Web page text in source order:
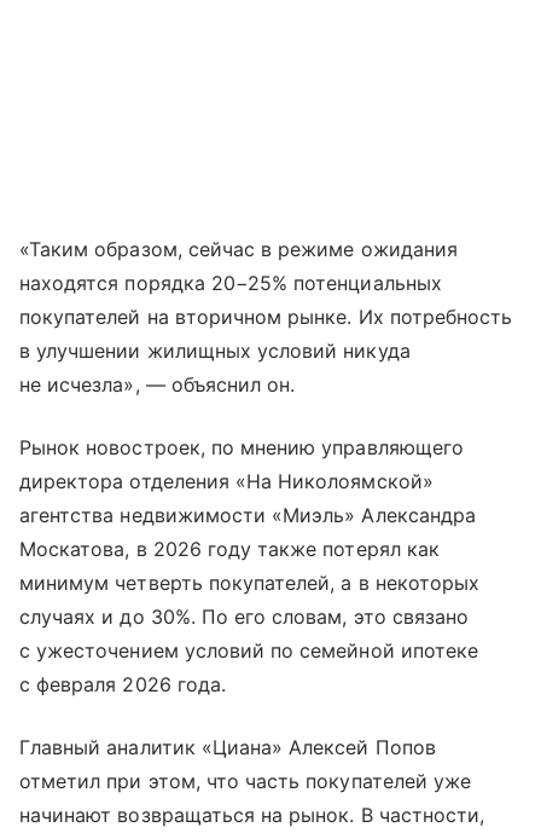
«Таким образом, сейчас в режиме ожидания
находятся порядка 20−25% потенциальных
покупателей на вторичном рынке. Их потребность
в улучшении жилищных условий никуда
не исчезла», — объяснил он.
Рынок новостроек, по мнению управляющего
директора отделения «На Николоямской»
агентства недвижимости «Миэль» Александра
Москатова, в 2026 году также потерял как
минимум четверть покупателей, а в некоторых
случаях и до 30%. По его словам, это связано
с ужесточением условий по семейной ипотеке
с февраля 2026 года.
Главный аналитик «Циана» Алексей Попов
отметил при этом, что часть покупателей уже
начинают возвращаться на рынок. В частности,